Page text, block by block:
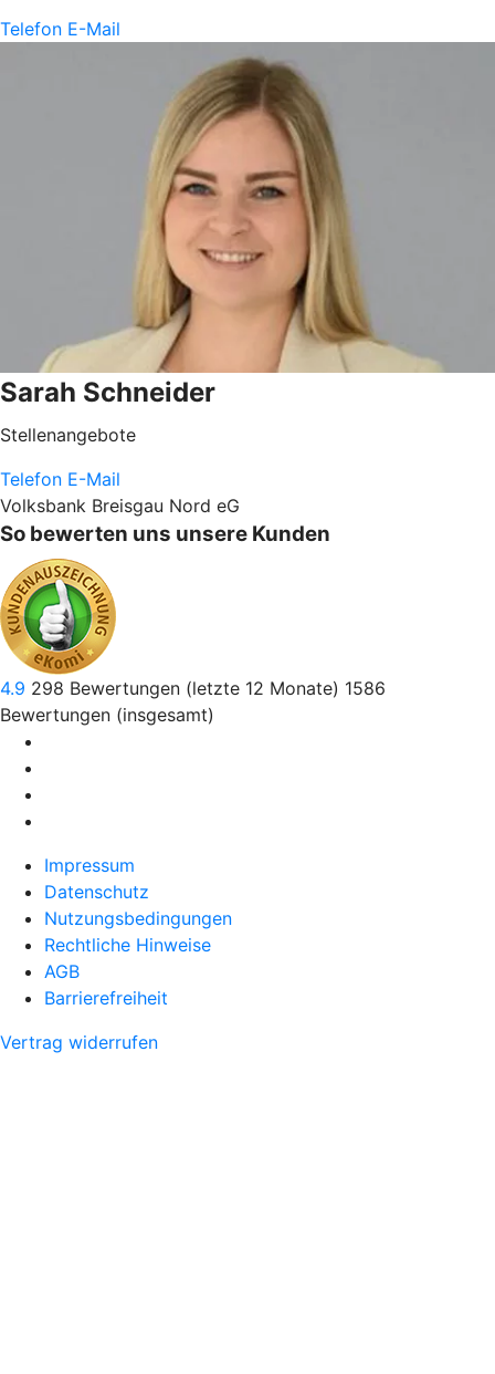
Telefon E-Mail
Sarah Schneider
Stellenangebote
Telefon E-Mail
Volksbank Breisgau Nord eG
So bewerten uns unsere Kunden
4.9 298 Bewertungen (letzte 12 Monate) 1586
Bewertungen (insgesamt)
Impressum
Datenschutz
Nutzungsbedingungen
Rechtliche Hinweise
AGB
Barrierefreiheit
Vertrag widerrufen